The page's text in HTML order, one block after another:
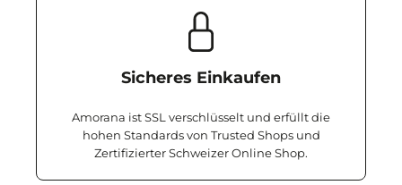
Sicheres Einkaufen
Amorana ist SSL verschlüsselt und erfüllt die
hohen Standards von Trusted Shops und
Zertifizierter Schweizer Online Shop.